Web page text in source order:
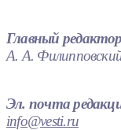
Главный редактор
А. А.
Эл. почта
info@vesti.ru